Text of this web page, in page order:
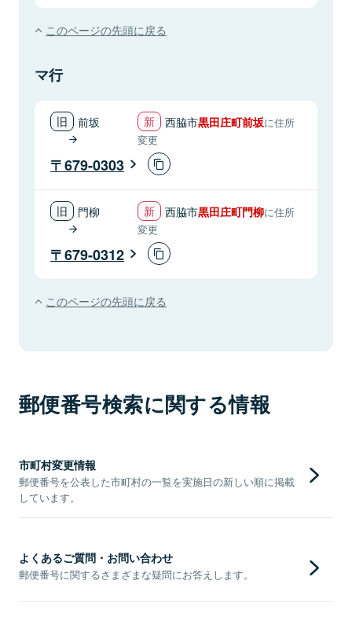
このページの先頭に戻る
マ行
前坂 西脇市黒田庄町前坂に住所
変更
679-0303
門柳 西脇市黒田庄町門柳に住所
変更
679-0312
このページの先頭に戻る
郵便番号検索に関する情報
市町村変更情報
郵便番号を公表した市町村の一覧を実施日の新しい順に掲載
しています。
よくあるご質問・お問い合わせ
郵便番号に関するさまざまな疑問にお答えします。